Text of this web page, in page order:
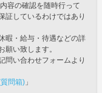
容の確認を随時行って
証しているわけではあり
暇・給与・待遇などの詳
い致します。
問い合わせフォームより
問箱) 」